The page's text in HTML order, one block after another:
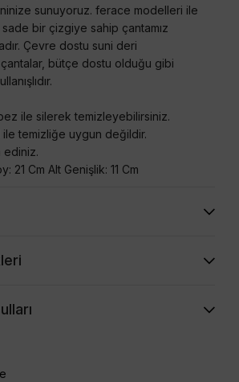
sunuyoruz. ferace modelleri ile
bir çizgiye sahip çantamız
Çevre dostu suni deri
bütçe dostu olduğu gibi
ile silerek temizleyebilirsiniz.
temizliğe uygun değildir.
ediniz.
21 Cm Alt Genişlik: 11 Cm